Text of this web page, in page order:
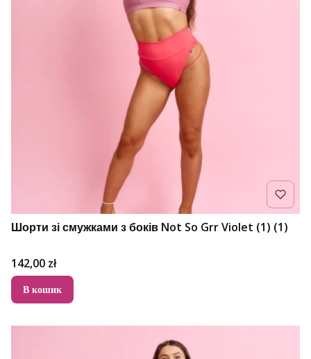
Шорти зі смужками з боків Not So Grr Violet (1) (1)
Ціна
142,00 zł
В кошик